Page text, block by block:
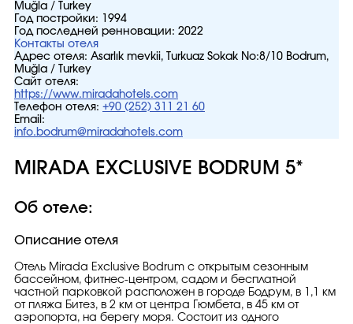
Muğla / Turkey
Год постройки:
1994
Год последней ренновации: 2022
Контакты отеля
Адрес отеля: Asarlık mevkii, Turkuaz Sokak No:8/10 Bodrum,
Muğla / Turkey
Сайт отеля:
https://www.miradahotels.com
Телефон отеля: +90 (252) 311 21 60
Email:
info.bodrum@miradahotels.com
MIRADA EXCLUSIVE BODRUM 5*
Об отеле:
Описание отеля
Отель Mirada Exclusive Bodrum с открытым сезонным
бассейном, фитнес-центром, садом и бесплатной
частной парковкой расположен в городе Бодрум, в 1,1 км
от пляжа Битез, в 2 км от центра Гюмбета, в 45 км от
аэропорта, на берегу моря. Состоит из одного